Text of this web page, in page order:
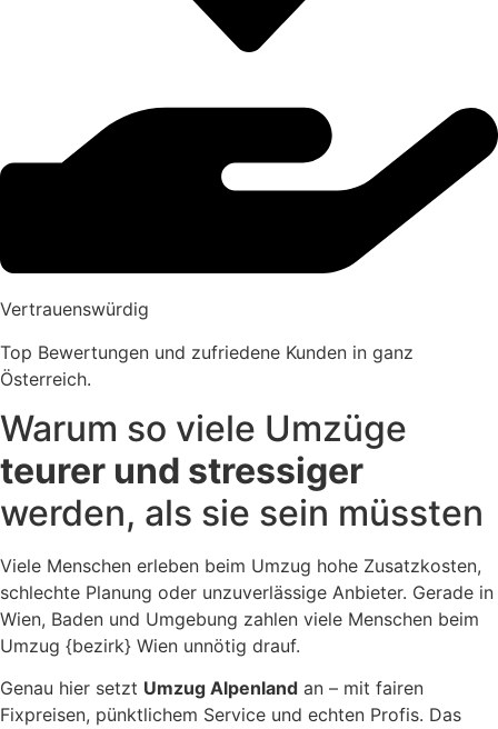
Vertrauenswürdig
Top Bewertungen und zufriedene Kunden in ganz
Österreich.
Warum so viele Umzüge
teurer und stressiger
werden, als sie sein müssten
Viele Menschen erleben beim Umzug hohe Zusatzkosten,
schlechte Planung oder unzuverlässige Anbieter. Gerade in
Wien, Baden und Umgebung zahlen viele Menschen beim
Umzug {bezirk} Wien unnötig drauf.
Genau hier setzt Umzug Alpenland an – mit fairen
Fixpreisen, pünktlichem Service und echten Profis. Das